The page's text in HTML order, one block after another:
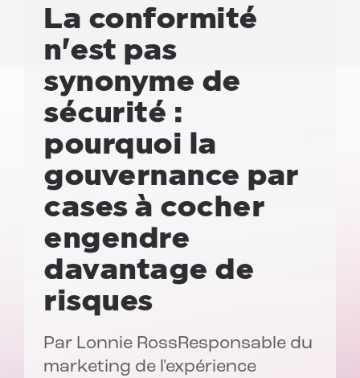
La conformité
n'est pas
synonyme de
sécurité :
pourquoi la
gouvernance par
cases à cocher
engendre
davantage de
risques
Par Lonnie RossResponsable du
marketing de l'expérience